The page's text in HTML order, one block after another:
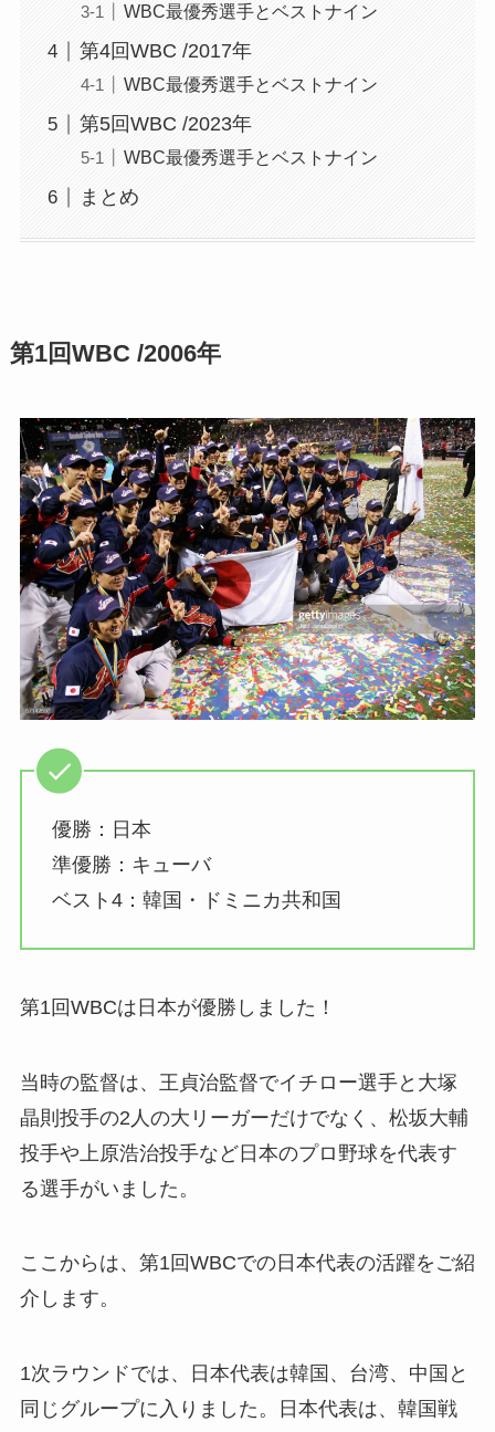
WBC最優秀選手とベストナイン
第4回WBC /2017年
WBC最優秀選手とベストナイン
第5回WBC /2023年
WBC最優秀選手とベストナイン
まとめ
第1回WBC /2006年
優勝：日本
準優勝：キューバ
ベスト4：韓国・ドミニカ共和国
第1回WBCは日本が優勝しました！
当時の監督は、王貞治監督でイチロー選手と大塚
晶則投手の2人の大リーガーだけでなく、松坂大輔
投手や上原浩治投手など日本のプロ野球を代表す
る選手がいました。
ここからは、第1回WBCでの日本代表の活躍をご紹
介します。
1次ラウンドでは、日本代表は韓国、台湾、中国と
同じグループに入りました。日本代表は、韓国戦